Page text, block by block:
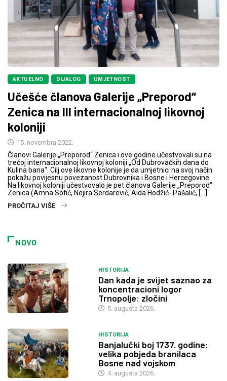
AKTUELNO DIJALOG UMJETNOST
Učešće članova Galerije „Preporod“
Zenica na III internacionalnoj likovnoj
koloniji
15. novembra 2022.
Članovi Galerije „Preporod“ Zenica i ove godine učestvovali su na
trećoj internacionalnoj likovnoj koloniji „Od Dubrovačkih dana do
Kulina bana“. Cilj ove likovne kolonije je da umjetnici na svoj način
pokažu povijesnu povezanost Dubrovnika i Bosne i Hercegovine.
Na likovnoj koloniji učestvovalo je pet članova Galerije „Preporod“
Zenica (Amna Sofić, Nejira Serdarević, Aida Hodžić- Pašalić, […]
PROČITAJ VIŠE
NOVO
HISTORIJA
Dan kada je svijet saznao za
koncentracioni logor
Trnopolje: zločini
5. augusta 2026.
HISTORIJA
Banjalučki boj 1737. godine:
velika pobjeda branilaca
Bosne nad vojskom
4. augusta 2026.